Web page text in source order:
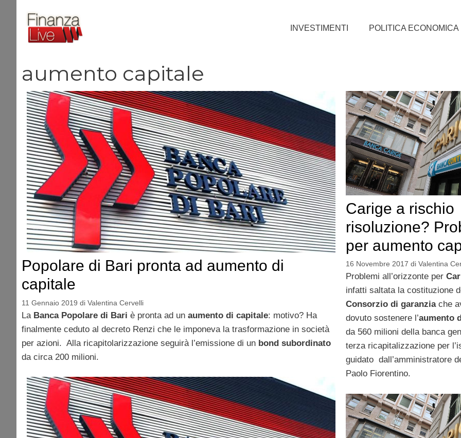
contenuto
INVESTIMENTI POLITICA ECONOMICA
aumento capitale
Popolare di Bari pronta ad aumento di
capitale
11 Gennaio 2019 di Valentina Cervelli
La Banca Popolare di Bari è pronta ad un aumento di capitale: motivo? Ha
finalmente ceduto al decreto Renzi che le imponeva la trasformazione in società
per azioni. Alla ricapitolarizzazione seguirà l’emissione di un bond subordinato
da circa 200 milioni.
Carige a rischio
risoluzione?
per aumento
16 Novembre 2017 di Valentina
Problemi all’orizzonte per
infatti saltata la costituzione
Consorzio di garanziache
dovuto sostenere l’aumento
da 560 milioni della banca
terza ricapitalizzazione per
guidato dall’amministratore
Paolo Fiorentino.